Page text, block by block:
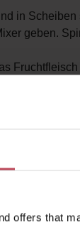
offers that
in
geben.